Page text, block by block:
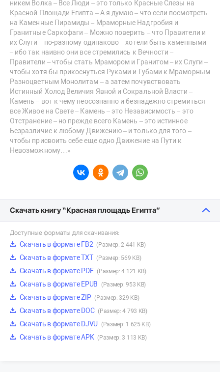
никем Волка – Все Люди – это только Красные Слезы на
Красной Площади Египта – А я думаю – что если посмотреть
на Каменные Пирамиды – Мраморные Надгробия и
Гранитные Саркофаги – Можно поверить – что Правители и
их Слуги – по-разному одинаково – хотели быть каменными
– ибо так наивно они все стремились к Вечности –
Правители – чтобы стать Мрамором и Гранитом – их Слуги –
чтобы хотя бы прикоснуться Руками и Губами к Мраморным
Разноцветным Монолитам – а затем почувствовать
Истинный Холод Величия Явной и Сокральной Власти –
Камень – вот к чему неосознанно и безнадежно стремиться
все Живое на Свете – Камень – это Независимость – это
Отстранение – но прежде всего Камень – это истинное
Безразличие к любому Движению – и только для того –
чтобы присвоить себе еще одно Движение на Пути к
Невозможному…»
Скачать книгу “Красная площадь Египта”
Доступные форматы для скачивания:
Скачать в формате FB2 (Размер: 2 441 KB)
Скачать в формате TXT (Размер: 569 KB)
Скачать в формате PDF (Размер: 4 121 KB)
Скачать в формате EPUB (Размер: 953 KB)
Скачать в формате ZIP (Размер: 329 KB)
Скачать в формате DOC (Размер: 4 793 KB)
Скачать в формате DJVU (Размер: 1 625 KB)
Скачать в формате APK (Размер: 3 113 KB)